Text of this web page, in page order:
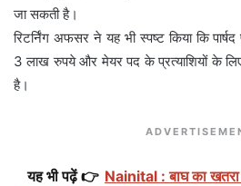
जा सकती है।
रिटर्निंग अफसर ने यह भी स्पष्ट किया कि
3 लाख रुपये और मेयर पद के प्रत्याशियों के
है।
यह भी पढ़ें 👉 Nainital : बाघ का खतरा